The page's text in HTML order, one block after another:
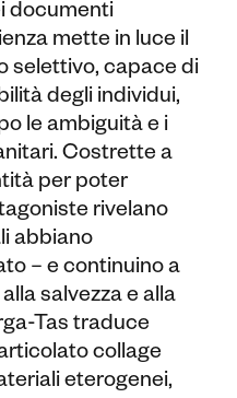
documenti
mette in luce il
selettivo, capace di
degli individui,
le ambiguità e i
Costrette a
per poter
rivelano
abbiano
– e continuino a
salvezza e alla
Tas traduce
collage
eterogenei,